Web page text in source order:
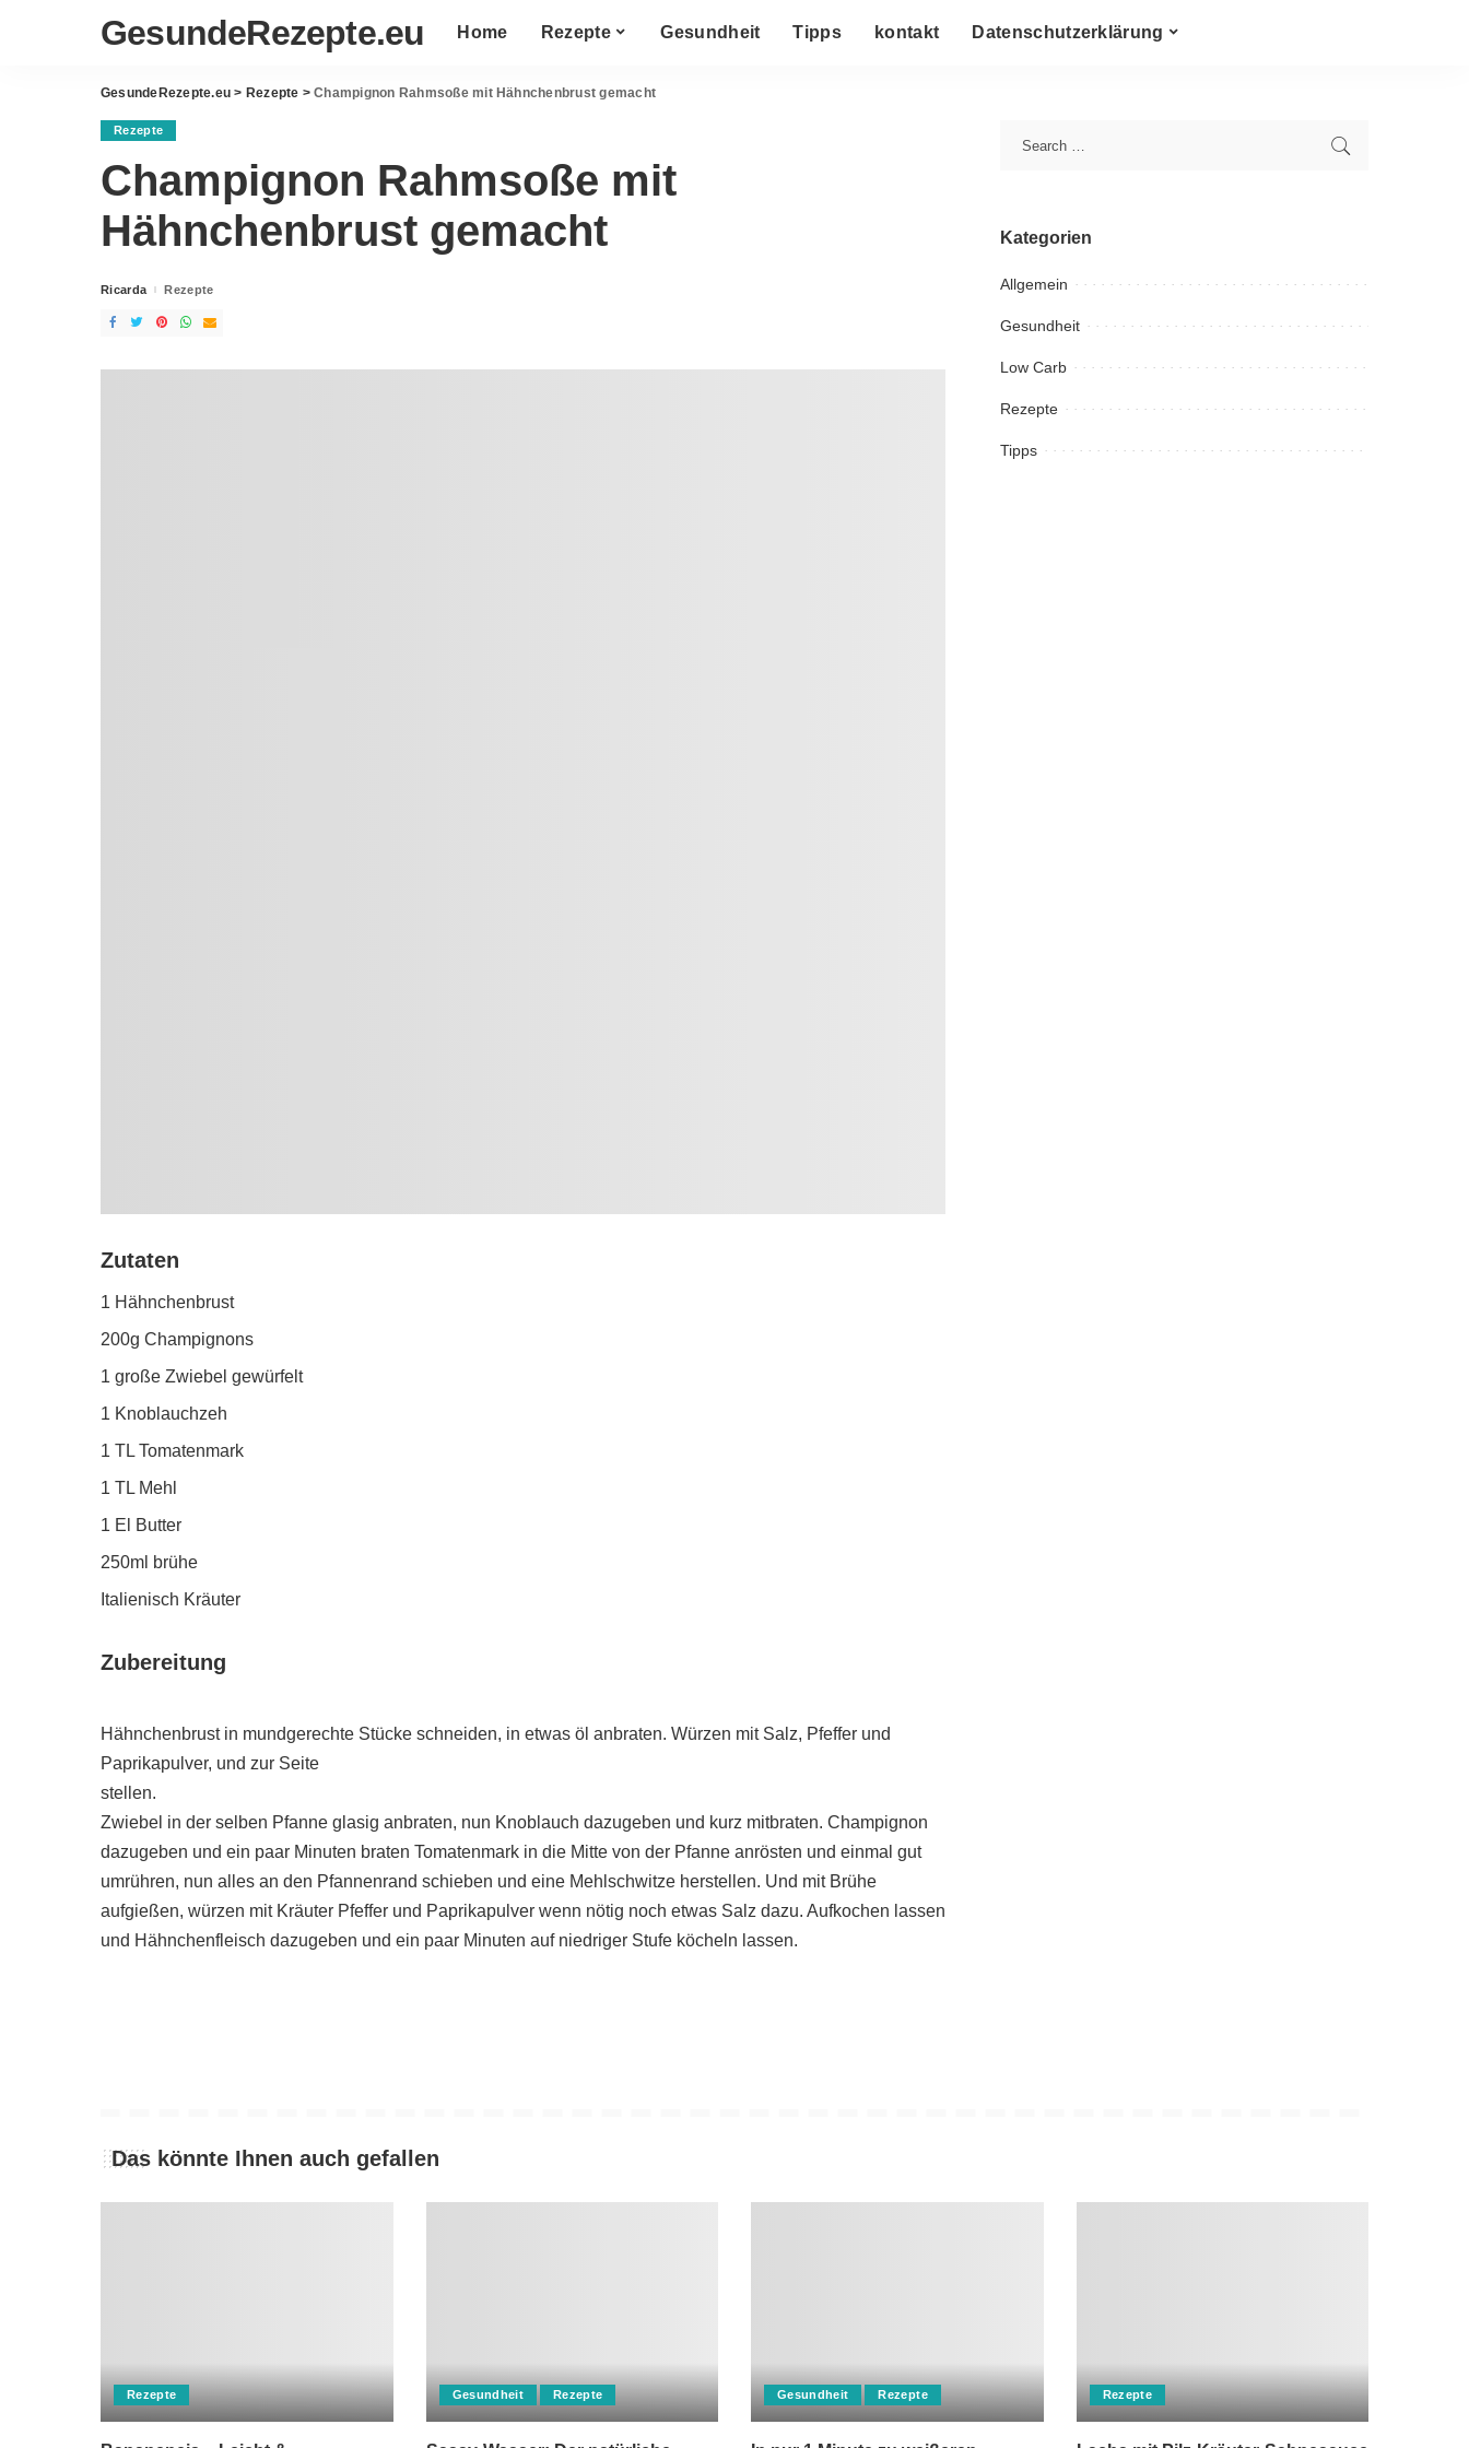
GesundeRezepte.eu Home Rezepte Gesundheit Tipps kontakt Datenschutzerklärung
GesundeRezepte.eu > Rezepte >Champignon Rahmsoße mit Hähnchenbrust gemacht
Rezepte
Champignon Rahmsoße mit
Hähnchenbrust gemacht
Posted
Ricarda Rezepte
Zutaten
1 Hähnchenbrust
200g Champignons
1 große Zwiebel gewürfelt
1 Knoblauchzeh
1 TL Tomatenmark
1 TL Mehl
1 El Butter
250ml brühe
Italienisch Kräuter
Zubereitung
Hähnchenbrust in mundgerechte Stücke schneiden, in etwas öl anbraten. Würzen mit Salz, Pfeffer und
Paprikapulver, und zur Seite
stellen.
Zwiebel in der selben Pfanne glasig anbraten, nun Knoblauch dazugeben und kurz mitbraten. Champignon
dazugeben und ein paar Minuten braten Tomatenmark in die Mitte von der Pfanne anrösten und einmal gut
umrühren, nun alles an den Pfannenrand schieben und eine Mehlschwitze herstellen. Und mit Brühe
aufgießen, würzen mit Kräuter Pfeffer und Paprikapulver wenn nötig noch etwas Salz dazu. Aufkochen lassen
und Hähnchenfleisch dazugeben und ein paar Minuten auf niedriger Stufe köcheln lassen.
Kategorien
Allgemein
Gesundheit
Low Carb
Rezepte
Tipps
Das könnte Ihnen auch gefallen
Rezepte Gesundheit Rezepte Gesundheit Rezepte Rezepte